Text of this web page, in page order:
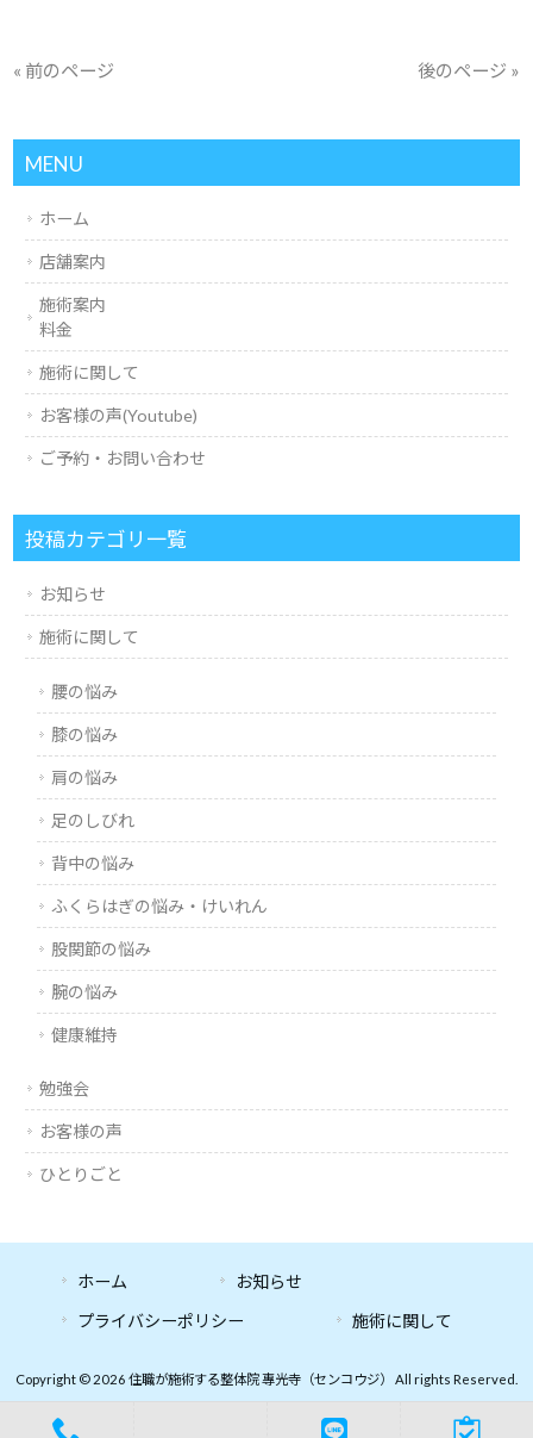
« 前のページ 後のページ »
MENU
ホーム
店舗案内
施術案内
料金
施術に関して
お客様の声(Youtube)
ご予約・お問い合わせ
投稿カテゴリ一覧
お知らせ
施術に関して
腰の悩み
膝の悩み
肩の悩み
足のしびれ
背中の悩み
ふくらはぎの悩み・けいれん
股関節の悩み
腕の悩み
健康維持
勉強会
お客様の声
ひとりごと
ホーム
お知らせ
プライバシーポリシー
施術に関して
Copyright © 2026 住職が施術する整体院 專光寺（センコウジ） All rights Reserved.